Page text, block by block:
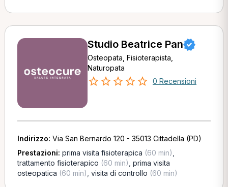
Studio Beatrice Pan
Osteopata, Fisioterapista,
Naturopata
0 Recensioni
Indirizzo: Via San Bernardo 120 - 35013 Cittadella (PD)
Prestazioni: prima visita fisioterapica (60 min)
trattamento fisioterapico (60 min) prima visita
osteopatica (60 min) visita di controllo (60 min)